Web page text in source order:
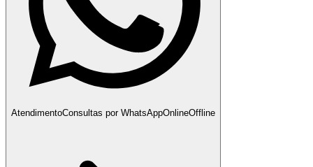
AtendimentoConsultas por WhatsAppOnlineOffline